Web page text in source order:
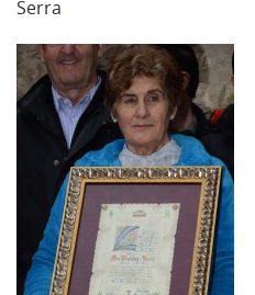
Serra